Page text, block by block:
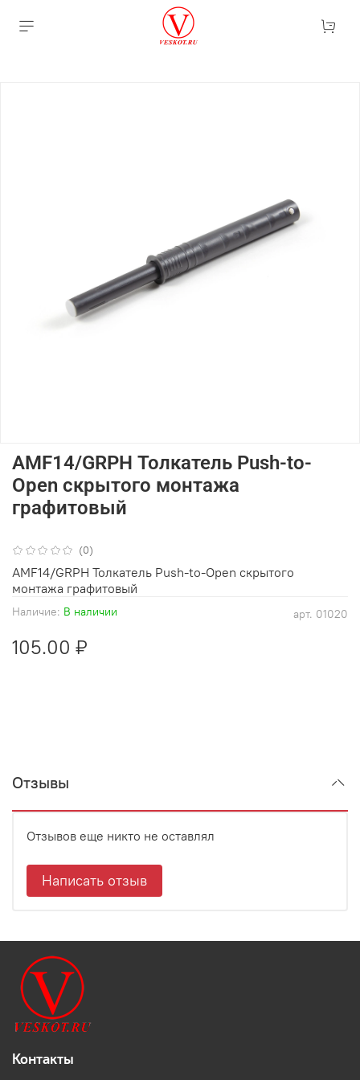
(0)
арт. 01020
Наличие: В наличии
AMF14/GRPH Толкатель Push-to-
Open скрытого монтажа
графитовый
105.00 ₽
AMF14/GRPH Толкатель Push-to-Open скрытого
монтажа графитовый
Отзывы
Отзывов еще никто не оставлял
Написать отзыв
Контакты